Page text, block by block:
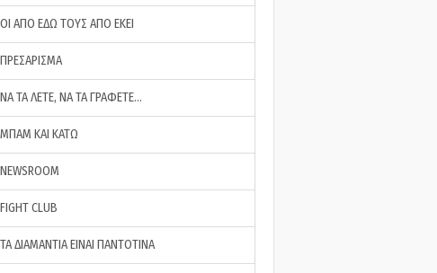
ΟΙ ΑΠΟ ΕΔΩ ΤΟΥΣ ΑΠΟ ΕΚΕΙ
ΠΡΕΣΑΡΙΣΜΑ
ΝΑ ΤΑ ΛΕΤΕ, ΝΑ ΤΑ ΓΡΑΦΕΤΕ…
ΜΠΑΜ ΚΑΙ ΚΑΤΩ
NEWSROOM
FIGHT CLUB
ΤΑ ΔΙΑΜΑΝΤΙΑ ΕΙΝΑΙ ΠΑΝΤΟΤΙΝΑ